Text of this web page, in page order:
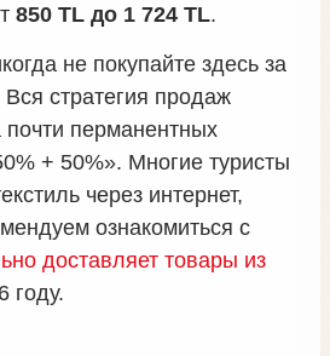
850 TL до 1 724 TL.
не покупайте здесь за
стратегия продаж
почти перманентных
+ 50%». Многие туристы
через интернет,
ознакомиться с
доставляет товары из
году.